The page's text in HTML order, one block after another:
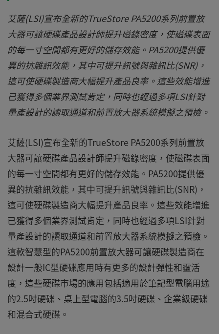
艾薩(LSI)宣布全新的TrueStore PA5200系列前置放
大器可讓硬碟產品設計師提升磁錄密度，使磁碟表面
的每一寸空間都有更好的儲存效能。PA5200提供優
異的抗雜訊效能，其中可提升訊號與雜訊比(SNR)，
這可使硬碟製造商大幅提升產品良率。這些效能增進
已獲得多個業界測試肯定，同時也經過多項LSI針對
量產設計的讀取通道和前置放大器系統模擬之預檢。
艾薩(LSI)宣布全新的TrueStore PA5200系列前置放
大器可讓硬碟產品設計師提升磁錄密度，使磁碟表面
的每一寸空間都有更好的儲存效能。PA5200提供優
異的抗雜訊效能，其中可提升訊號與雜訊比(SNR)，
這可使硬碟製造商大幅提升產品良率。這些效能增進
已獲得多個業界測試肯定，同時也經過多項LSI針對
量產設計的讀取通道和前置放大器系統模擬之預檢。
這款智慧型的PA5200前置放大器可讓硬碟製造商在
設計一般IC型硬碟應用時有更多的設計彈性和靈活
度，這些硬碟市場的應用包括適用於筆記型電腦用途
的2.5吋硬碟、桌上型電腦的3.5吋硬碟、企業級硬碟
和混合式硬碟。